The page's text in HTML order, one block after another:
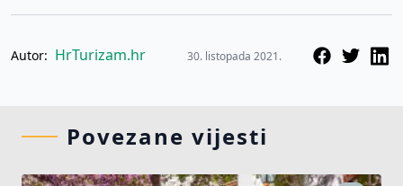
Autor: HrTurizam.hr 30. listopada 2021.
Povezane vijesti